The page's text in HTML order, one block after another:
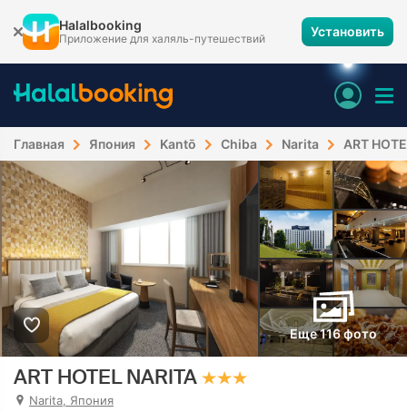
Halalbooking
Приложение для халяль-путешествий Установить
Главная Япония Kantō Chiba Narita ART
Еще 116 фото
ART HOTEL NARITA
Narita, Япония